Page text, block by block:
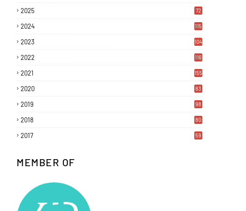
2025 72
2024 115
2023 104
2022 116
2021 155
2020 83
2019 98
2018 80
2017 59
MEMBER OF